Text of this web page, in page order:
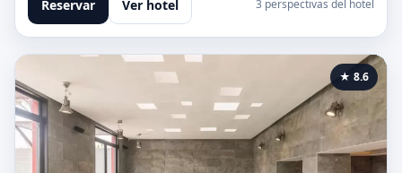
Reservar Ver hotel 3 perspectivas del hotel
★ 8.6